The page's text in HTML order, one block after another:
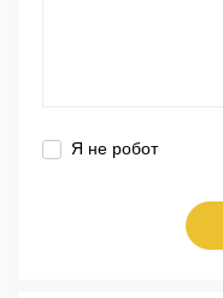
Я не робот